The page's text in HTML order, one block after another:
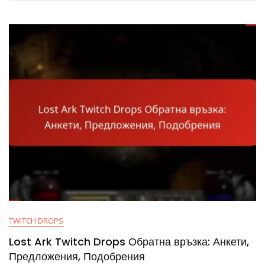
TWITCH DROPS
Lost Ark Twitch Drops Обратна връзка: Анкети,
Предложения, Подобрения